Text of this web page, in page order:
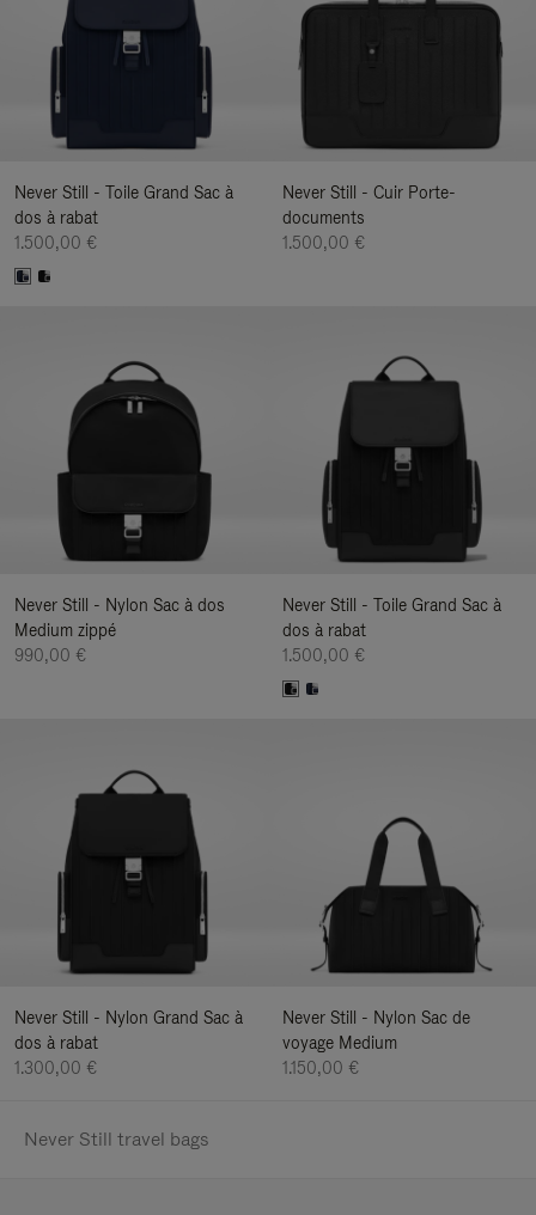
Never Still - Toile Grand Sac à
dos à rabat
1.500,00 €
Never Still - Cuir Porte-
documents
1.500,00 €
Never Still - Nylon Sac à dos
Medium zippé
990,00 €
Never Still - Toile Grand Sac à
dos à rabat
1.500,00 €
Never Still - Nylon Grand Sac à
dos à rabat
1.300,00 €
Never Still - Nylon Sac de
voyage Medium
1.150,00 €
Never Still travel bags